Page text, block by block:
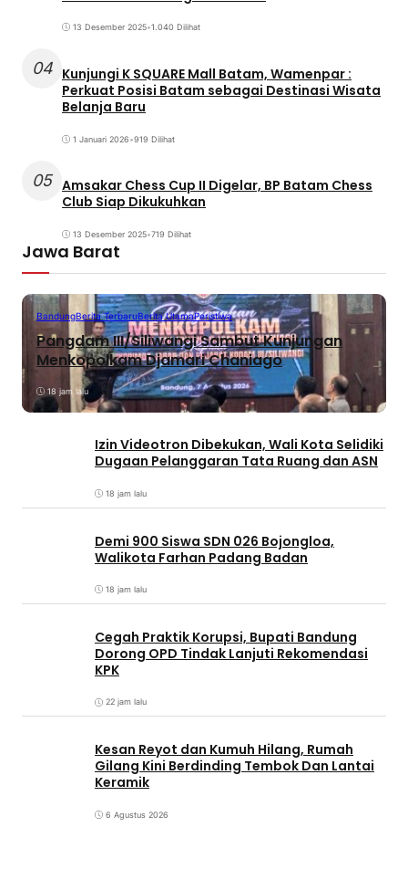
13 Desember 2025•1.040 Dilihat
04 Kunjungi K SQUARE Mall Batam, Wamenpar :
Perkuat Posisi Batam sebagai Destinasi Wisata
Belanja Baru
1 Januari 2026•919 Dilihat
05 Amsakar Chess Cup II Digelar, BP Batam Chess
Club Siap Dikukuhkan
13 Desember 2025•719 Dilihat
Jawa Barat
BandungBerita TerbaruBerita UtamaPeristiwa
Pangdam III/Siliwangi Sambut Kunjungan
Menkopolkam Djamari Chaniago
18 jam lalu
Izin Videotron Dibekukan, Wali Kota Selidiki
Dugaan Pelanggaran Tata Ruang dan ASN
18 jam lalu
Demi 900 Siswa SDN 026 Bojongloa,
Walikota Farhan Padang Badan
18 jam lalu
Cegah Praktik Korupsi, Bupati Bandung
Dorong OPD Tindak Lanjuti Rekomendasi
KPK
22 jam lalu
Kesan Reyot dan Kumuh Hilang, Rumah
Gilang Kini Berdinding Tembok Dan Lantai
Keramik
6 Agustus 2026